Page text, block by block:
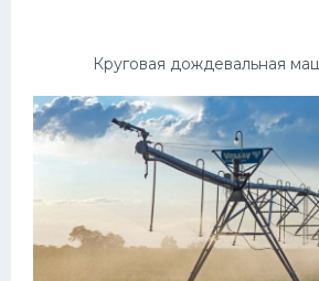
Круговая дождевальная